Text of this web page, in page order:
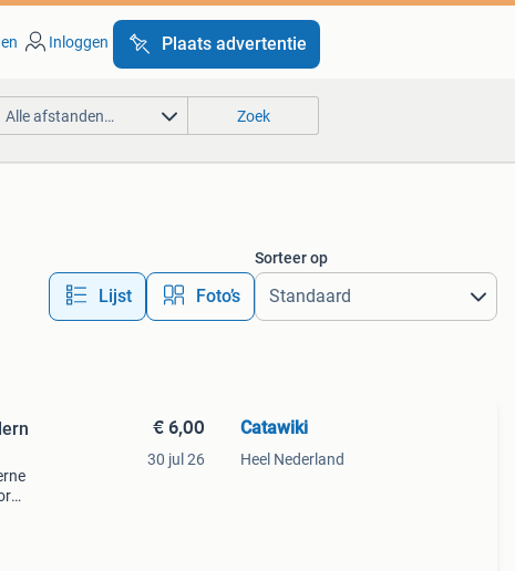
Inloggen Plaats advertentie
Alle afstanden… Zoek
Lijst Foto’s
Sorteer op
€ 6,00
30 jul 26
Catawiki
Heel Nederland